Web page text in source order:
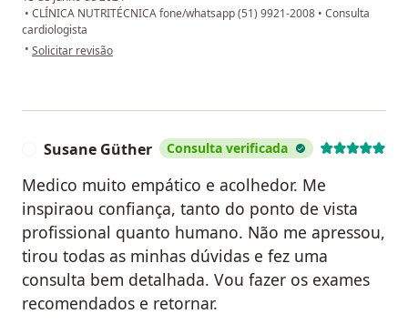
• CLÍNICA NUTRITÉCNICA fone/whatsapp (51) 9921-2008 • Consulta
cardiologista
• na opinião do utilizador Jaqueline Leite
Solicitar revisão
Susane Güther Consulta verificada
Medico muito empático e acolhedor. Me
inspiraou confiança, tanto do ponto de vista
profissional quanto humano. Não me apressou,
tirou todas as minhas dúvidas e fez uma
consulta bem detalhada. Vou fazer os exames
recomendados e retornar.